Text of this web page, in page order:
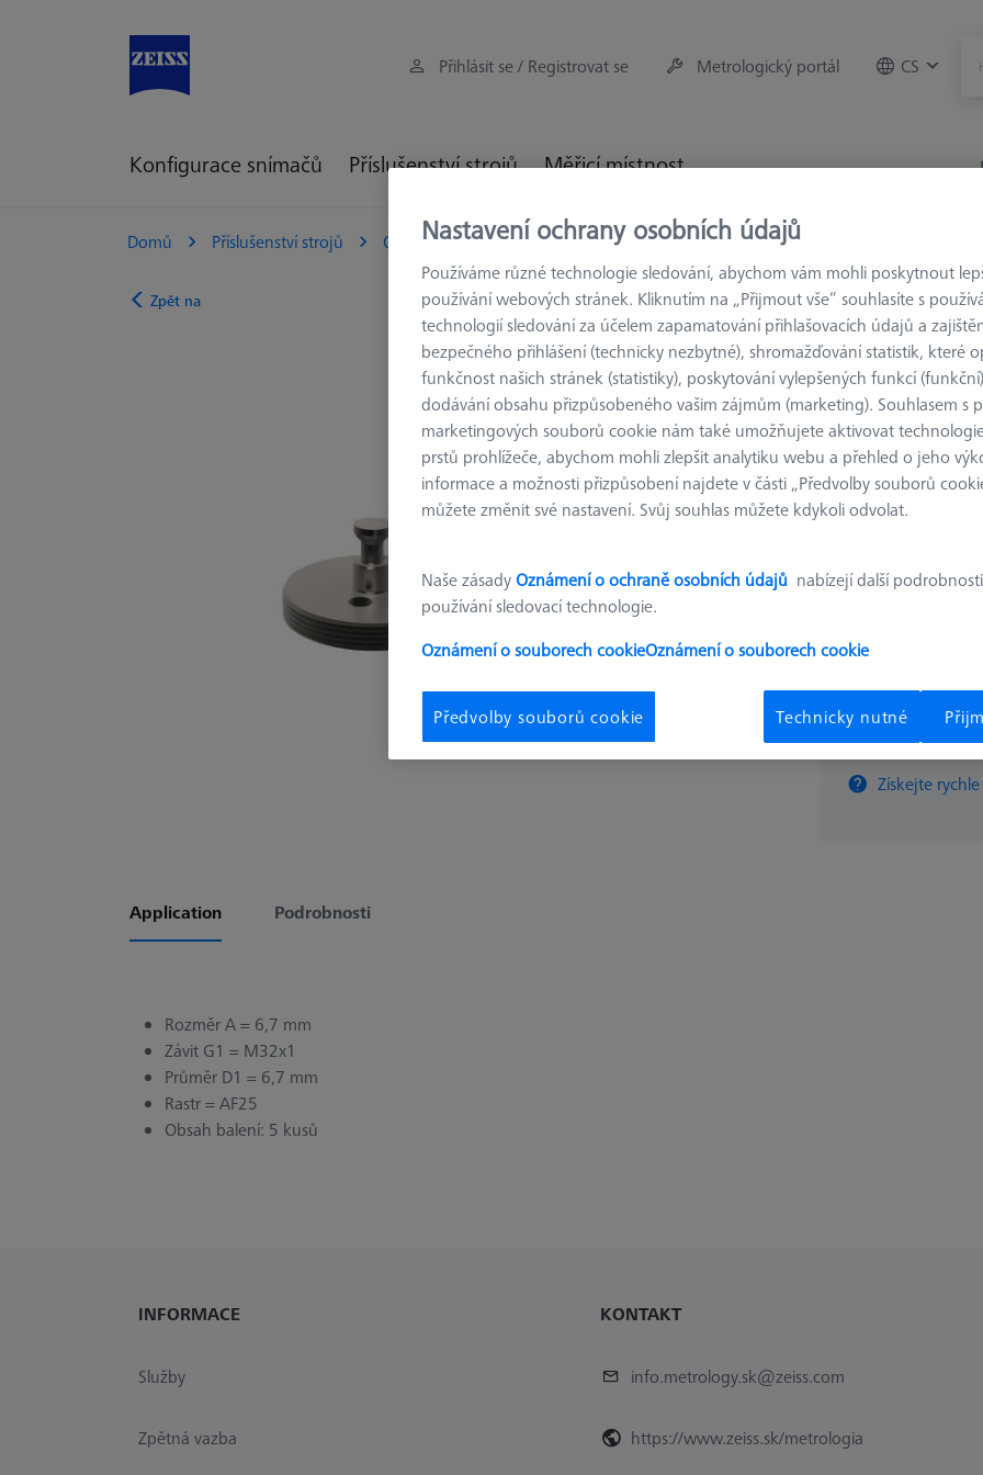
Přihlásit se / Registrovat se Metrologický portál CS
Konfigurace snímačů Příslušenství strojů Měřicí místnost
Domů Příslušenství strojů Optická 3D Metrologie Upínací zařízení Spojovací prvky Spoj pro
Zpět na
SPOJOVACÍ
Spoj pro
kusů
000000-0735-063
139,00
Získejte
Application Podrobnosti
Rozměr A = 6,7 mm
Závit G1 = M32x1
Průměr D1 = 6,7 mm
Rastr = AF25
Obsah balení: 5 kusů
INFORMACE
Služby
Zpětná vazba
KONTAKT
info.metrology.sk@zeiss.com
https://www.zeiss.sk/metrologia
Nastavení ochrany osobních údajů
Používáme různé technologie sledování, abychom vám mohli poskytnout
používání webových stránek. Kliknutím na „Přijmout vše“ souhlasíte s
technologií sledování za účelem zapamatování přihlašovacích údajů a
bezpečného přihlášení (technicky nezbytné), shromažďování statistik, které
funkčnost našich stránek (statistiky), poskytování vylepšených funkcí
dodávání obsahu přizpůsobeného vašim zájmům (marketing). Souhlasem s
marketingových souborů cookie nám také umožňujete aktivovat
prstů prohlížeče, abychom mohli zlepšit analytiku webu a přehled o jeho
informace a možnosti přizpůsobení najdete v části „Předvolby souborů
můžete změnit své nastavení. Svůj souhlas můžete kdykoli odvolat.
Naše zásadyOznámení o ochraně osobních údajů nabízejí další
používání sledovací technologie.
Oznámení o souborech cookieOznámení o souborech cookie
Předvolby souborů cookie Technicky nutné